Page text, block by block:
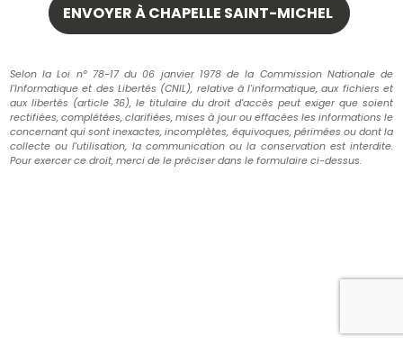
Selon la Loi n° 78-17 du 06 janvier 1978 de la Commission Nationale de
l'Informatique et des Libertés (CNIL), relative à l'informatique, aux fichiers et
aux libertés (article 36), le titulaire du droit d'accès peut exiger que soient
rectifiées, complétées, clarifiées, mises à jour ou effacées les informations le
concernant qui sont inexactes, incomplètes, équivoques, périmées ou dont la
collecte ou l'utilisation, la communication ou la conservation est interdite.
Pour exercer ce droit, merci de le préciser dans le formulaire ci-dessus.